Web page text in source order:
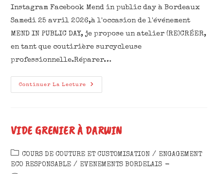
Instagram Facebook Mend in public day à Bordeaux
Samedi 25 avril 2026,à l'occasion de l'événement
MEND IN PUBLIC DAY, je propose un atelier (RE)CRÉER,
en tant que coutirière surcycleuse
professionnelle.Réparer…
Continuer La Lecture
VIDE GRENIER À DARWIN
COURS DE COUTURE ET CUSTOMISATION / ENGAGEMENT
ECO RESPONSABLE / EVENEMENTS BORDELAIS